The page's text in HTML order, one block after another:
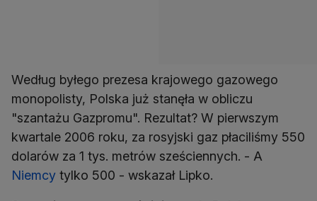
Według byłego prezesa krajowego gazowego
monopolisty, Polska już stanęła w obliczu
"szantażu Gazpromu". Rezultat? W pierwszym
kwartale 2006 roku, za rosyjski gaz płaciliśmy 550
dolarów za 1 tys. metrów sześciennych. - A
Niemcy tylko 500 - wskazał Lipko.